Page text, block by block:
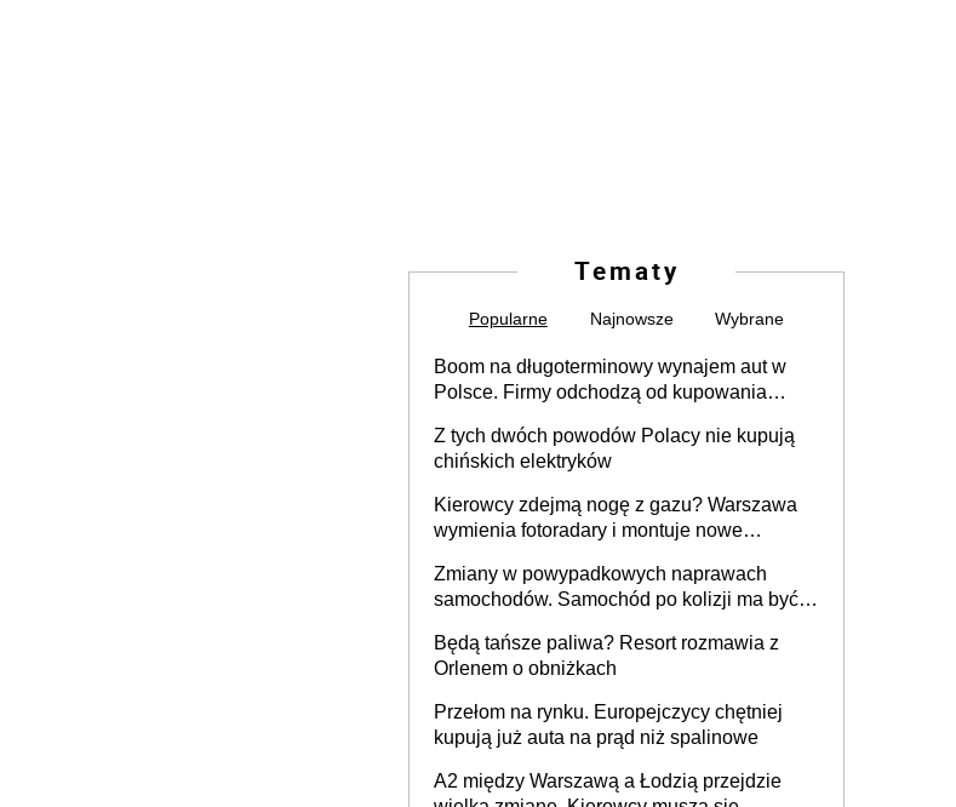
Tematy
Popularne Najnowsze Wybrane
Boom na długoterminowy wynajem aut w
Polsce. Firmy odchodzą od kupowania
Z tych dwóch powodów Polacy nie kupują
chińskich elektryków
Kierowcy zdejmą nogę z gazu? Warszawa
wymienia fotoradary i montuje nowe
Zmiany w powypadkowych naprawach
samochodów. Samochód po kolizji ma być
technologią producenta
Będą tańsze paliwa? Resort rozmawia z
Orlenem o obniżkach
Przełom na rynku. Europejczycy chętniej
kupują już auta na prąd niż spalinowe
A2 między Warszawą a Łodzią przejdzie